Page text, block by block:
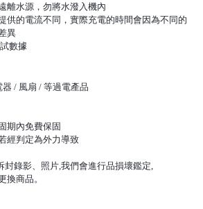
離水源，勿將水潑入機內
供的電流不同，實際充電的時間會因為不同的
異
數據
/ 風扇 / 等過電產品
期內免費保固
經判定為外力導致
封錄影、照片,我們會進行品損壞鑑定,
換商品。